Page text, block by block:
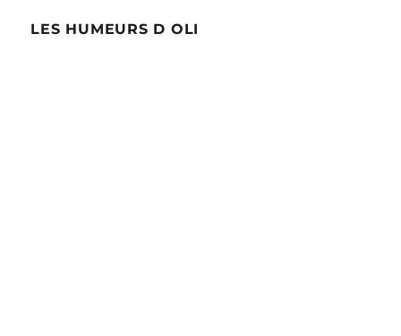
LES HUMEURS D OLI